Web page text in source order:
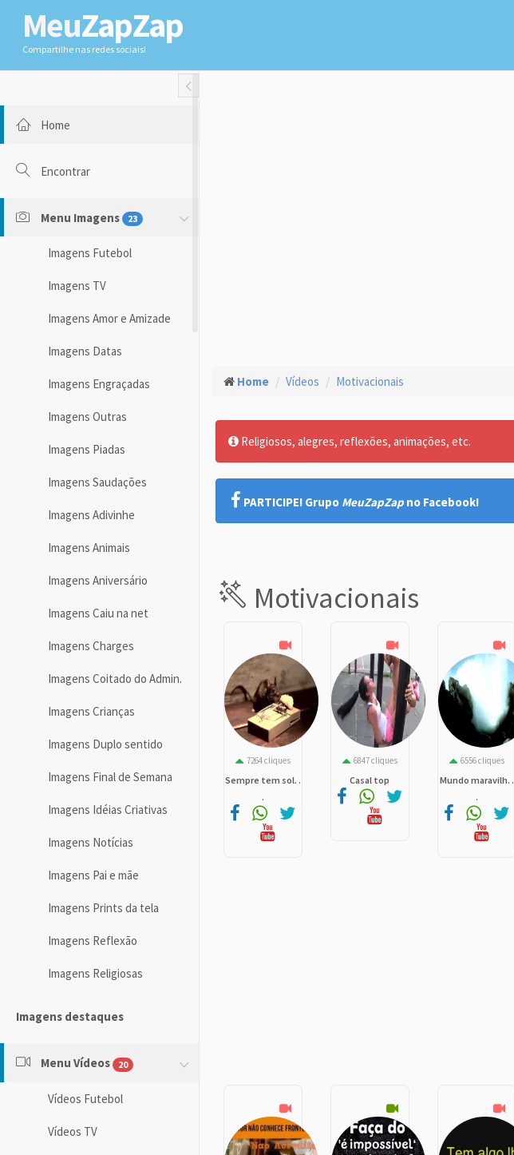
MeuZapZap
Compartilhe nas redes sociais!
Toggle Fullwidth
Home
Encontrar
Menu Imagens 23
Imagens Futebol
Imagens TV
Imagens Amor e Amizade
Imagens Datas
Imagens Engraçadas
Imagens Outras
Imagens Piadas
Imagens Saudações
Imagens Adivinhe
Imagens Animais
Imagens Aniversário
Imagens Caiu na net
Imagens Charges
Imagens Coitado do Admin.
Imagens Crianças
Imagens Duplo sentido
Imagens Final de Semana
Imagens Idéias Criativas
Imagens Notícias
Imagens Pai e mãe
Imagens Prints da tela
Imagens Reflexão
Imagens Religiosas
Imagens destaques
Menu Vídeos 20
Vídeos Futebol
Vídeos TV
Home Vídeos Motivacionais
Religiosos, alegres, reflexões, animações, etc.
PARTICIPE! Grupo MeuZapZap no Facebook!
Motivacionais
7264 cliques
Sempre tem sol. .
.
6847 cliques
Casal top
6556 cliques
Mundo maravilh. .
.